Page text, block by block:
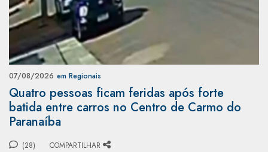
07/08/2026 em Regionais
Quatro pessoas ficam feridas após forte
batida entre carros no Centro de Carmo do
Paranaíba
(28) COMPARTILHAR